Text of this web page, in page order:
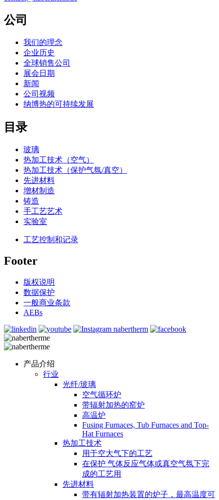
公司
我们的理念
企业历史
全球销售公司
展会日期
新闻
公司视频
纳博热的可持续发展
目录
玻璃
热加工技术（空气）
热加工技术（保护气氛/真空）
先进材料
增材制造
铸造
手工艺艺术
实验室
工艺控制和记录
Footer
版权说明
数据保护
一般商业条款
AEBs
产品介绍
行业
光纤/玻璃
空气循环炉
带辐射加热的窑炉
高温炉
Fusing Furnaces, Tub Furnaces and Top-
Hat Furnaces
热加工技术
用于空大气下的工艺
在保护 气体反应气体或真空气氛下完
成的工艺用
先进材料
带有辐射加热装置的炉子，最高温度可